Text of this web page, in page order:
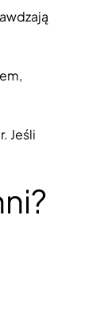
Jeśli